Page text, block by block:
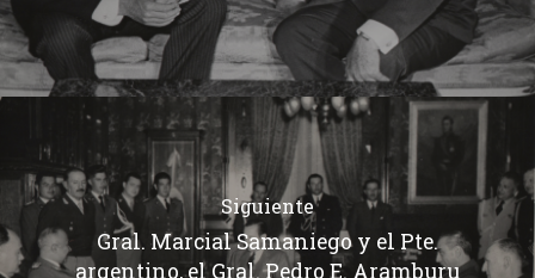
Siguiente
Gral. Marcial Samaniego y el Pte.
argentino, el Gral. Pedro E. Aramburu